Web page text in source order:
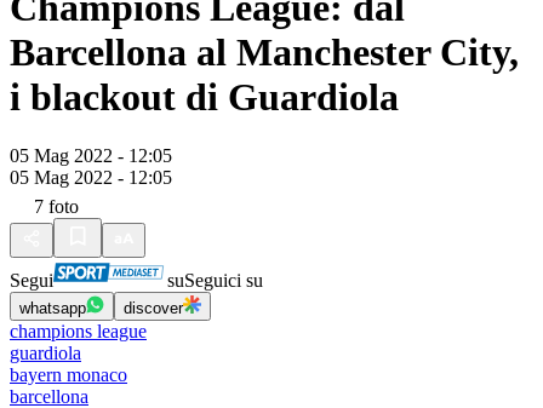
Barcellona al Manchester City,
i blackout di Guardiola
05 Mag 2022 - 12:05
05 Mag 2022 - 12:05
7 foto
Segui suSeguici su
whatsapp discover
champions league
guardiola
bayern monaco
barcellona